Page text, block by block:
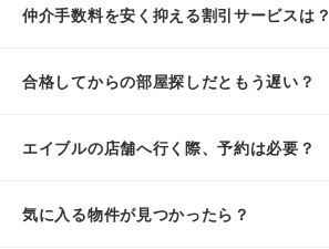
仲介手数料を安く抑える割引サービスは？
合格してからの部屋探しだともう遅い？
エイブルの店舗へ行く際、予約は必要？
気に入る物件が見つかったら？